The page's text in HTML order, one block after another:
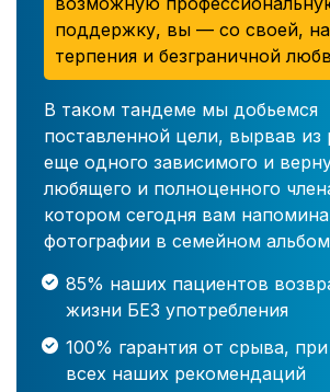
поддержку, вы — со своей,
терпения и безграничной
В таком тандеме мы добьемся
поставленной цели, вырвав из
еще одного зависимого и
любящего и полноценного
котором сегодня вам
фотографии в семейном
85% наших пациентов
жизни БЕЗ употребления
100% гарантия от срыва,
всех наших рекомендаций